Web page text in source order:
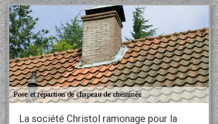
La société Christol ramonage pour la